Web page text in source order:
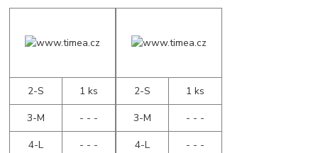
2-S
1 ks
3-M
- - -
4-L
- - -
2-S
1 ks
3-M
- - -
4-L
- - -